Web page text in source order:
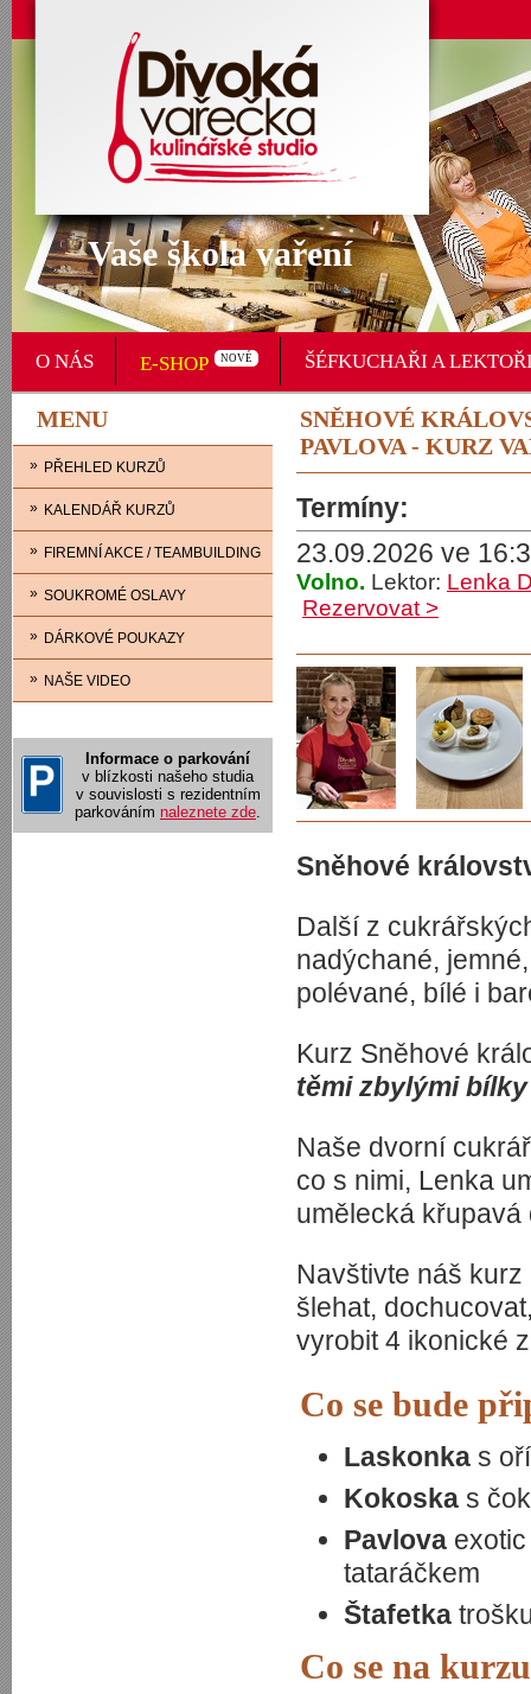
Vaše škola vaření
O NÁS E-SHOP NOVÉ ŠÉFKUCHAŘI A
MENU
» PŘEHLED KURZŮ
» KALENDÁŘ KURZŮ
» FIREMNÍ AKCE / TEAMBUILDING
» SOUKROMÉ OSLAVY
» DÁRKOVÉ POUKAZY
» NAŠE VIDEO
Informace o parkování
v blízkosti našeho studia
v souvislosti s rezidentním
parkováním naleznete zde.
SNĚHOVÉ
PAVLOVA - KURZ
Termíny:
23.09.2026 ve
Volno. Lektor: Lenka
Rezervovat >
Sněhové
Další z
nadýchané,
polévané, bílé i
Kurz Sněhové
těmi zbylými
Naše dvorní
co s nimi, Lenka
umělecká křupavá
Navštivte náš
šlehat,
vyrobit 4 ikonické
Co se bude
Laskonka s
Kokoska s
Pavlova
tataráčkem
Štafetka
Co se na